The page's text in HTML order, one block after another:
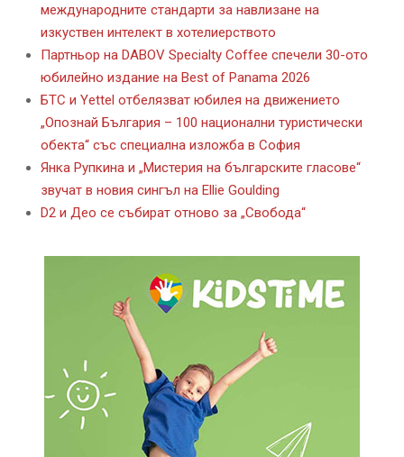
международните стандарти за навлизане на
изкуствен интелект в хотелиерството
Партньор на DABOV Specialty Coffee спечели 30-ото
юбилейно издание на Best of Panama 2026
БТС и Yettel отбелязват юбилея на движението
„Опознай България – 100 национални туристически
обекта“ със специална изложба в София
Янка Рупкина и „Мистерия на българските гласове“
звучат в новия сингъл на Ellie Goulding
D2 и Део се събират отново за „Свобода“